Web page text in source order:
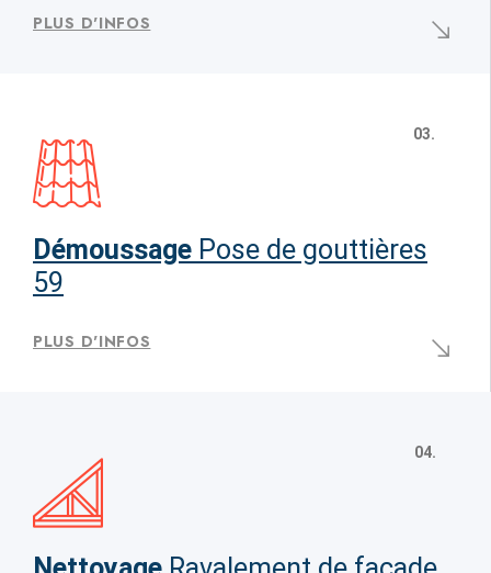
PLUS D'INFOS
03.
Démoussage Pose de gouttières
59
PLUS D'INFOS
04.